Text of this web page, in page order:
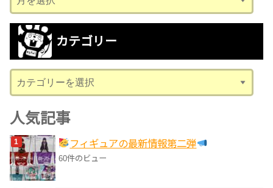
ー
カ
ブ
カテゴリー
テ
ゴ
リ
ー
人気記事
フィギュアの最新情報第二弾
60件のビュー